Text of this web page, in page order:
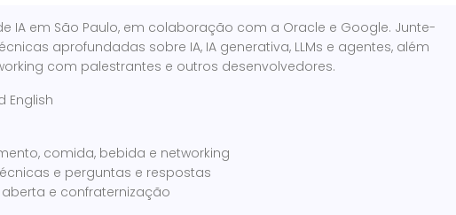
IA em São Paulo, em colaboração com a Oracle e Google. Junte-
aprofundadas sobre IA, IA generativa, LLMs e agentes, além
com palestrantes e outros desenvolvedores.
English
comida, bebida e networking
e perguntas e respostas
aberta e confraternização